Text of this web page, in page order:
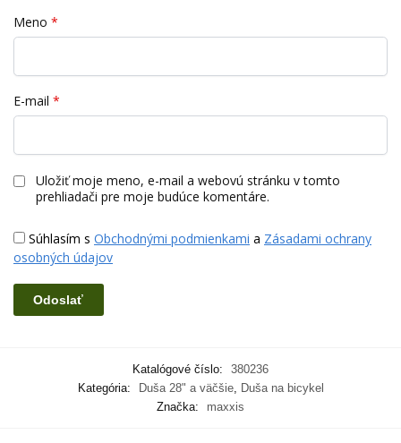
Meno *
E-mail *
Uložiť moje meno, e-mail a webovú stránku v tomto
prehliadači pre moje budúce komentáre.
Súhlasím s Obchodnými podmienkami a Zásadami ochrany
osobných údajov
Katalógové číslo:
380236
Kategória:
Duša 28" a väčšie, Duša na bicykel
Značka:
maxxis